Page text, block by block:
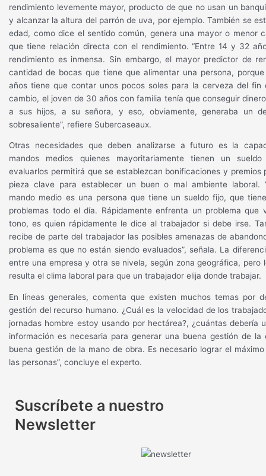
rendimiento levemente mayor, producto de que no usan un
y alcanzar la altura del parrón de uva, por ejemplo. También se
edad, como dice el sentido común, genera una mayor o menor
que tiene relación directa con el rendimiento. “Entre 14 y 32
rendimiento es inmensa. Sin embargo, el mayor predictor de
cantidad de bocas que tiene que alimentar una persona,
años tiene que contar unos pocos soles para la cerveza del fin
cambio, el joven de 30 años con familia tenía que conseguir
a sus hijos, a su señora, y eso, obviamente, generaba un
sobresaliente”, refiere Subercaseaux.
Otras necesidades que deben analizarse a futuro es la
mandos medios quienes mayoritariamente tienen un
evaluarlos permitirá que se establezcan bonificaciones y premios
pieza clave para establecer un buen o mal ambiente laboral.
mando medio es una persona que tiene un sueldo fijo, que
problemas todo el día. Rápidamente enfrenta un problema que
tono, es quien rápidamente le dice al trabajador si debe irse.
recibe de parte del trabajador las posibles amenazas de
problema es que no están siendo evaluados”, señala. La
entre una empresa y otra se nivela, según zona geográfica, pero
resulta el clima laboral para que un trabajador elija donde trabajar.
En líneas generales, comenta que existen muchos temas por
gestión del recurso humano. ¿Cuál es la velocidad de los
jornadas hombre estoy usando por hectárea?, ¿cuántas debería
información es necesaria para generar una buena gestión de la
buena gestión de la mano de obra. Es necesario lograr el
las personas”, concluye el experto.
Suscríbete a nuestro
Newsletter